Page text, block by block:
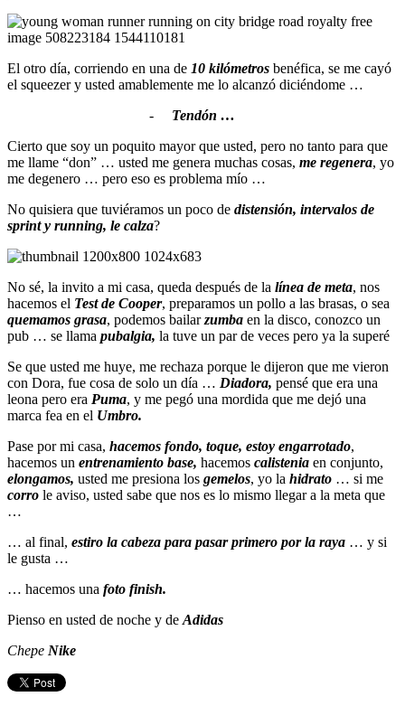
El otro día, corriendo en una de 10 kilómetros benéfica, se me cayó
el squeezer y usted amablemente me lo alcanzó diciéndome …
-
Tendón …
Cierto que soy un poquito mayor que usted, pero no tanto para que
me llame “don” … usted me genera muchas cosas, me regenera, yo
me degenero … pero eso es problema mío …
No quisiera que tuviéramos un poco de distensión, intervalos de
sprint y running, le calza?
No sé, la invito a mi casa, queda después de la línea de meta, nos
hacemos el Test de Cooper, preparamos un pollo a las brasas, o sea
quemamos grasa, podemos bailarzumba en la disco, conozco un
pub … se llama pubalgia, la tuve un par de veces pero ya la superé
Se que usted me huye, me rechaza porque le dijeron que me vieron
con Dora, fue cosa de solo un día … Diadora, pensé que era una
leona pero era Puma, y me pegó una mordida que me dejó una
marca fea en el Umbro.
Pase por mi casa, hacemos fondo, toque, estoy engarrotado,
hacemos un entrenamiento base, hacemos calistenia en conjunto,
elongamos, usted me presiona los gemelos, yo la hidrato … si me
corro le aviso, usted sabe que nos es lo mismo llegar a la meta que
…
… al final, estiro la cabeza para pasar primero por la raya … y si
le gusta …
… hacemos una foto finish.
Pienso en usted de noche y de Adidas
Chepe Nike